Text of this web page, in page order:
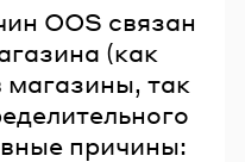
OOS связан
(как
так
причины: